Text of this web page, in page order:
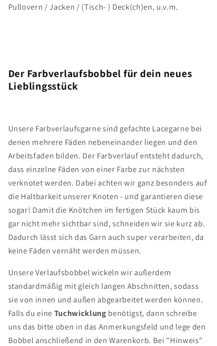
Pullovern / Jacken / (Tisch- ) Deck(ch)en, u.v.m.
Der Farbverlaufsbobbel für dein neues
Lieblingsstück
Unsere Farbverlaufsgarne sind gefachte Lacegarne bei
denen mehrere Fäden nebeneinander liegen und den
Arbeitsfaden bilden. Der Farbverlauf entsteht dadurch,
dass einzelne Fäden von einer Farbe zur nächsten
verknotet werden. Dabei achten wir ganz besonders auf
die Haltbarkeit unserer Knoten - und garantieren diese
sogar! Damit die Knötchen im fertigen Stück kaum bis
gar nicht mehr sichtbar sind, schneiden wir sie kurz ab.
Dadurch lässt sich das Garn auch super verarbeiten, da
keine Fäden vernäht werden müssen.
Unsere Verlaufsbobbel wickeln wir außerdem
standardmäßig mit gleich langen Abschnitten, sodass
sie von innen und außen abgearbeitet werden können.
Falls du eine Tuchwicklung benötigst, dann schreibe
uns das bitte oben in das Anmerkungsfeld und lege den
Bobbel anschließend in den Warenkorb. Bei "Hinweis"